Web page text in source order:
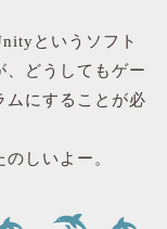
というソフト
、どうしてもゲー
ムにすることが必
しいよー。